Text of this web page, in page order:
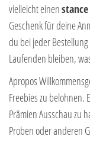
vielleicht einen
Geschenk für deine
du bei jeder
Laufenden bleiben,
Apropos
Freebies zu belohnen.
Prämien Ausschau zu
Proben oder anderen